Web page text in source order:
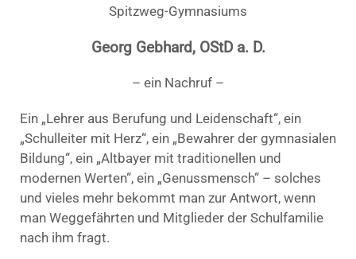
Spitzweg-Gymnasiums
Georg Gebhard, OStD a. D.
– ein Nachruf –
Ein „Lehrer aus Berufung und Leidenschaft“, ein
„Schulleiter mit Herz“, ein „Bewahrer der gymnasialen
Bildung“, ein „Altbayer mit traditionellen und
modernen Werten“, ein „Genussmensch“ – solches
und vieles mehr bekommt man zur Antwort, wenn
man Weggefährten und Mitglieder der Schulfamilie
nach ihm fragt.